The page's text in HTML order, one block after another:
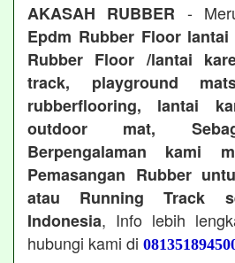
AKASAH RUBBER -
Epdm Rubber Floor
Rubber Floor /lantai
track, playground
rubberflooring, lantai
outdoor mat,
Berpengalaman kami
Pemasangan Rubber
atau Running Track
Indonesia, Info lebih
hubungi kami di